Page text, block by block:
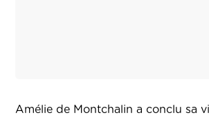
Amélie de Montchalin a conclu sa